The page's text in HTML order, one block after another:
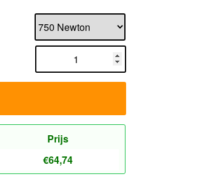
Prijs
€64,74